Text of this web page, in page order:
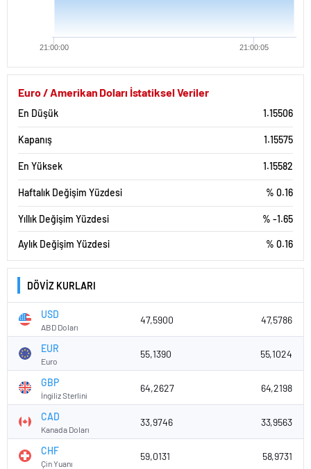
21:00:00 21:00:05
Euro / Amerikan Doları İstatiksel Veriler
En Düşük 1.15506
Kapanış 1.15575
En Yüksek 1.15582
Haftalık Değişim Yüzdesi % 0.16
Yıllık Değişim Yüzdesi % -1.65
Aylık Değişim Yüzdesi % 0.16
DÖVİZ KURLARI
USD
ABD Doları
47,5900 47,5786
EUR
Euro
55,1390 55,1024
GBP
İngiliz Sterlini
64,2627 64,2198
CAD
Kanada Doları
33,9746 33,9563
CHF
Çin Yuanı
59,0131 58,9731